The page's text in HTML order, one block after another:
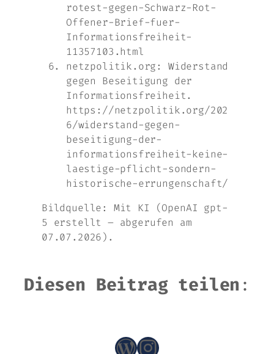
rotest-gegen-Schwarz-Rot-
Offener-Brief-fuer-
Informationsfreiheit-
11357103.html
netzpolitik.org: Widerstand
gegen Beseitigung der
Informationsfreiheit.
https://netzpolitik.org/202
6/widerstand-gegen-
beseitigung-der-
informationsfreiheit-keine-
laestige-pflicht-sondern-
historische-errungenschaft/
Bildquelle: Mit KI (OpenAI gpt-
5 erstellt – abgerufen am
07.07.2026).
Diesen Beitrag teilen :
WordPress Instagram